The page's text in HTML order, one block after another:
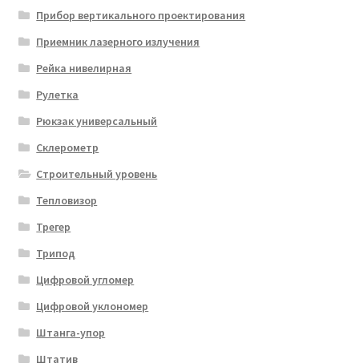
Прибор вертикального проектирования
Приемник лазерного излучения
Рейка нивелирная
Рулетка
Рюкзак универсальный
Склерометр
Строительный уровень
Тепловизор
Трегер
Трипод
Цифровой угломер
Цифровой уклономер
Штанга-упор
Штатив